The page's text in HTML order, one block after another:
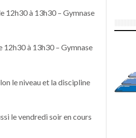
12h30 à 13h30 – Gymnase
12h30 à 13h30 – Gymnase
le niveau et la discipline
le vendredi soir en cours